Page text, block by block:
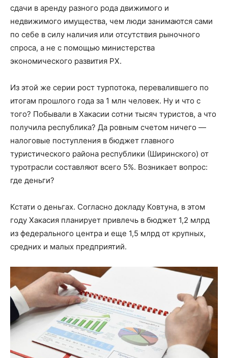
сдачи в аренду разного рода движимого и
недвижимого имущества, чем люди занимаются сами
по себе в силу наличия или отсутствия рыночного
спроса, а не с помощью министерства
экономического развития РХ.
Из этой же серии рост турпотока, перевалившего по
итогам прошлого года за 1 млн человек. Ну и что с
того? Побывали в Хакасии сотни тысяч туристов, а что
получила республика? Да ровным счетом ничего —
налоговые поступления в бюджет главного
туристического района республики (Ширинского) от
туротрасли составляют всего 5%. Возникает вопрос:
где деньги?
Кстати о деньгах. Согласно докладу Ковтуна, в этом
году Хакасия планирует привлечь в бюджет 1,2 млрд
из федерального центра и еще 1,5 млрд от крупных,
средних и малых предприятий.